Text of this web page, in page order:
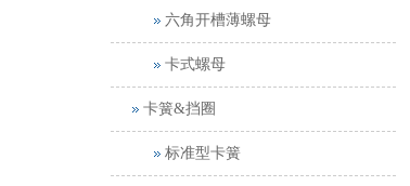
六角开槽薄螺母
卡式螺母
卡簧&挡圈
标准型卡簧